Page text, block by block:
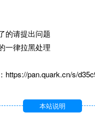
的请提出问题
一律拉黑处理
https://pan.quark.cn/s/
本站说明